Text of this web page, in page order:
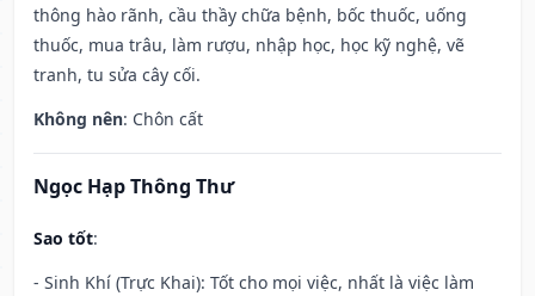
thông hào rãnh, cầu thầy chữa bệnh, bốc thuốc, uống
thuốc, mua trâu, làm rượu, nhập học, học kỹ nghệ, vẽ
tranh, tu sửa cây cối.
Không nên: Chôn cất
Ngọc Hạp Thông Thư
Sao tốt:
- Sinh Khí (Trực Khai): Tốt cho mọi việc, nhất là việc làm